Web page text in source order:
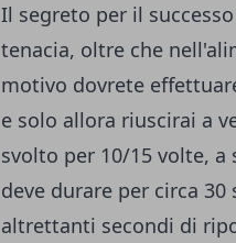
Il segreto per il
tenacia, oltre che
motivo dovrete
e solo allora riuscirai a
svolto per 10/15 volte, a
deve durare per circa
altrettanti secondi di